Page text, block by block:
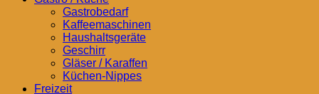
Gastrobedarf
Kaffeemaschinen
Haushaltsgeräte
Geschirr
Gläser / Karaffen
Küchen-Nippes
Freizeit